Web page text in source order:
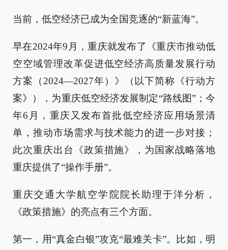
当前，低空经济已成为全国竞逐的“新蓝海”。
早在2024年9月，重庆就发布了《重庆市推动低
空空域管理改革促进低空经济高质量发展行动
方案（2024—2027年）》（以下简称《行动方
案》），为重庆低空经济发展制定“路线图”；今
年6月，重庆又发布首批低空经济应用场景清
单，推动市场需求与技术能力的进一步对接；
此次重庆出台《政策措施》，为国家战略落地
重庆提供了“操作手册”。
重庆交通大学航空学院院长助理于洋分析，
《政策措施》的亮点有三个方面。
第一，用“真金白银”攻克“最难关卡”。比如，明